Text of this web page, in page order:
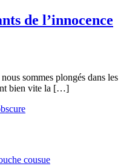
de l’innocence
sommes plongés dans les
bien vite la […]
cousue